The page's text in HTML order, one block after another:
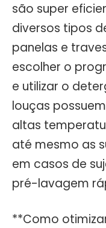
são super
diversos tipos
panelas e
escolher o
e utilizar o
louças
altas
até mesmo as
em casos de
pré-lavagem
**Como